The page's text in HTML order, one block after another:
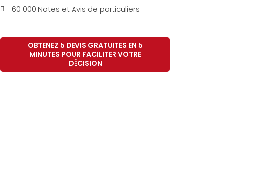
60 000 Notes et Avis de particuliers
OBTENEZ 5 DEVIS GRATUITES EN 5
MINUTES POUR FACILITER VOTRE
DÉCISION